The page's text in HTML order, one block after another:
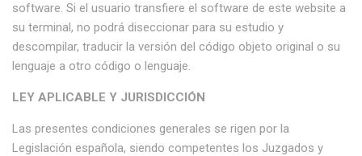
software. Si el usuario transfiere el software de este website a
su terminal, no podrá diseccionar para su estudio y
descompilar, traducir la versión del código objeto original o su
lenguaje a otro código o lenguaje.
LEY APLICABLE Y JURISDICCIÓN
Las presentes condiciones generales se rigen por la
Legislación española, siendo competentes los Juzgados y